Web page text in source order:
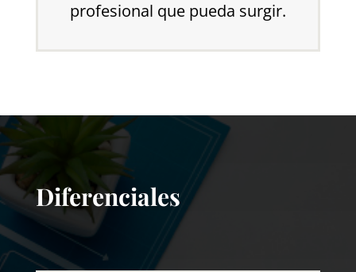
profesional que pueda surgir.
Diferenciales